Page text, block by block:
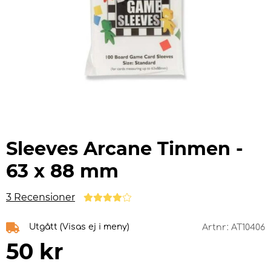
Sleeves Arcane Tinmen -
63 x 88 mm
3 Recensioner
Utgått (Visas ej i meny) Artnr: AT10406
50 kr